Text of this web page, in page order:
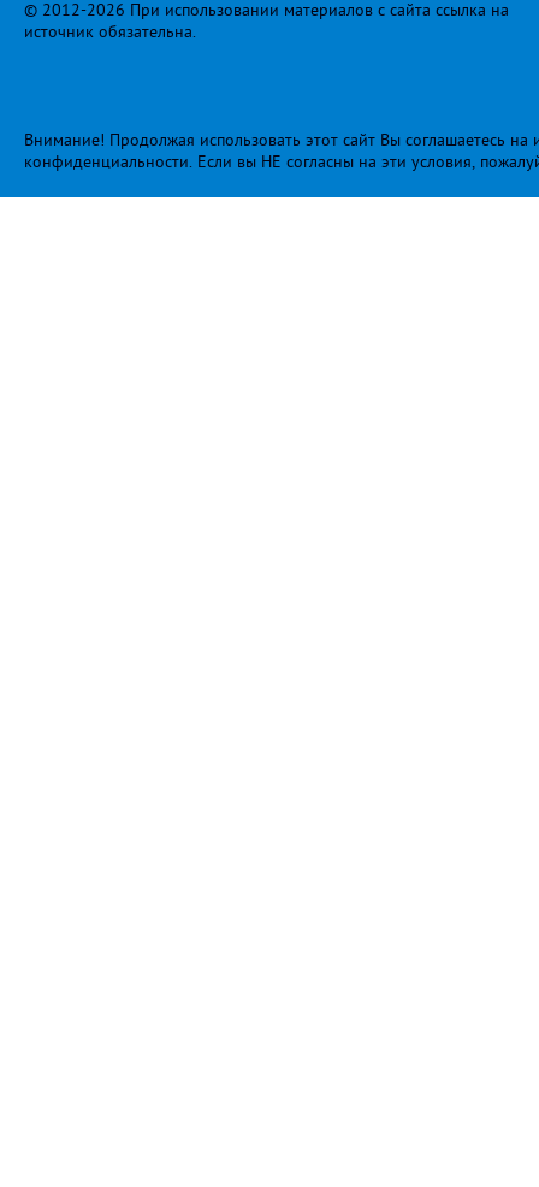
© 2012-2026 При использовании материалов с сайта ссылка на
источник обязательна.
Внимание! Продолжая использовать этот сайт Вы соглашаетесь
конфиденциальности. Если вы НЕ согласны на эти условия,